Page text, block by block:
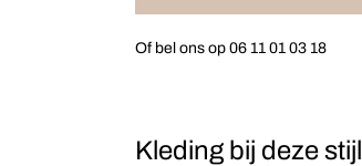
Of bel ons op 06 11 01 03 18
Kleding bij deze stijl